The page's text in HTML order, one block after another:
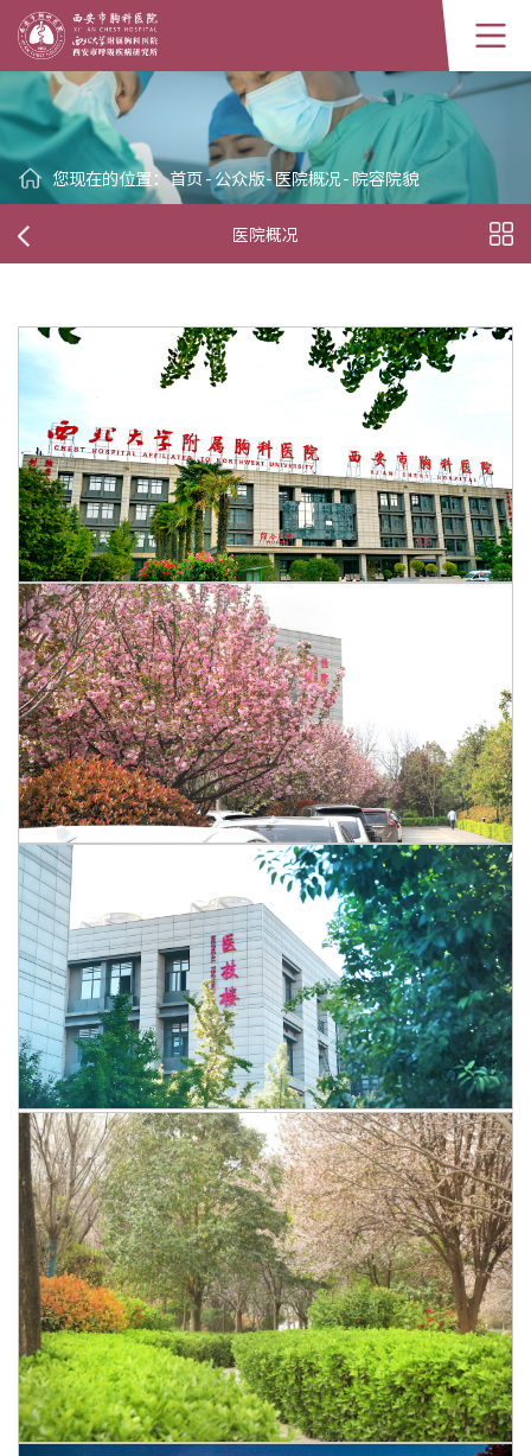
您现在的位置：首页-公众版-医院概况-院容院貌
医院概况